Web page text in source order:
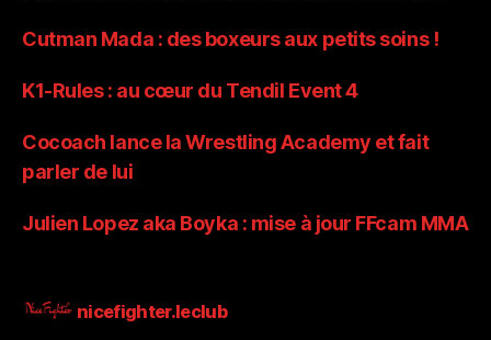
Cutman Mada : des boxeurs aux petits soins !
K1-Rules : au cœur du Tendil Event 4
Cocoach lance la Wrestling Academy et fait
parler de lui
Julien Lopez aka Boyka : mise à jour FFcam MMA
nicefighter.leclub